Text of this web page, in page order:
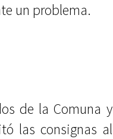
un problema.
de la Comuna y
las consignas al